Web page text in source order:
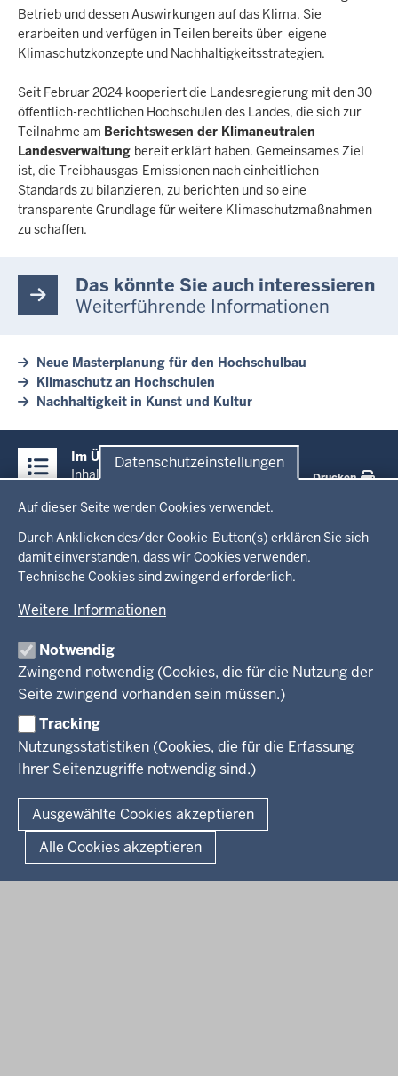
Datenschutzeinstellungen
Auf dieser Seite werden Cookies verwendet.
Durch Anklicken des/der Cookie-Button(s) erklären Sie sich
damit einverstanden, dass wir Cookies verwenden.
Technische Cookies sind zwingend erforderlich.
Weitere Informationen
Notwendig
Zwingend notwendig (Cookies, die für die Nutzung der
Seite zwingend vorhanden sein müssen.)
Tracking
Nutzungsstatistiken (Cookies, die für die Erfassung
Ihrer Seitenzugriffe notwendig sind.)
Ausgewählte Cookies akzeptieren
Alle Cookies akzeptieren
Betrieb und dessen Auswirkungen auf das Klima. Sie
erarbeiten und verfügen in Teilen bereits über eigene
Klimaschutzkonzepte und Nachhaltigkeitsstrategien.
Seit Februar 2024 kooperiert die Landesregierung mit den 30
öffentlich-rechtlichen Hochschulen des Landes, die sich zur
Teilnahme am Berichtswesen der Klimaneutralen
Landesverwaltung bereit erklärt haben. Gemeinsames Ziel
ist, die Treibhausgas-Emissionen nach einheitlichen
Standards zu bilanzieren, zu berichten und so eine
transparente Grundlage für weitere Klimaschutzmaßnahmen
zu schaffen.
Das könnte Sie auch interessieren
Weiterführende Informationen
Neue Masterplanung für den Hochschulbau
Klimaschutz an Hochschulen
Nachhaltigkeit in Kunst und Kultur
Inhalte
Im Überblick
Inhalt
Drucken
Menü
in
der
Fußzeile
Startseite
Ministerium
Leitung des Hauses
Organisation
Arbeitgeber Ministerium
Rechtsgrundlagen
Kultur
Wissenschaft, Forschung, Lehre und Studium
Presse
Service
Kontakt
Fußzeile
Datenschutz Erklärung zur Barrierefreiheit